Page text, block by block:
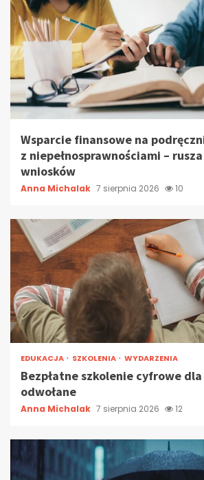
Wsparcie finansowe na
z niepełnosprawnościami –
wniosków
Anna Michalak 7 sierpnia 2026 10
EDUKACJA SZKOLENIA WYDARZENIA
Bezpłatne szkolenie cyfrowe
odwołane
Anna Michalak 7 sierpnia 2026 12